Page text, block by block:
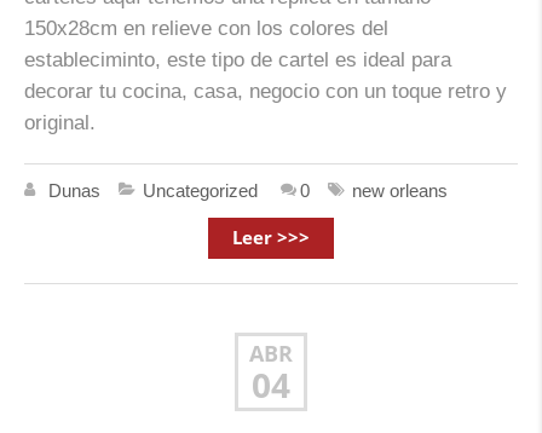
150x28cm en relieve con los colores del
estableciminto, este tipo de cartel es ideal para
decorar tu cocina, casa, negocio con un toque retro y
original.
Dunas Uncategorized 0 new orleans
Leer >>>
ABR
04